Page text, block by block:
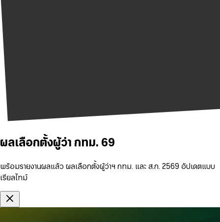
ผลเลือกตั้งผู้ว่า กทม. 69
พร้อมรายงานผลแล้ว ผลเลือกตั้งผู้ว่าฯ กทม. และ ส.ก. 2569 อัปเดตแบบ
เรียลไทม์